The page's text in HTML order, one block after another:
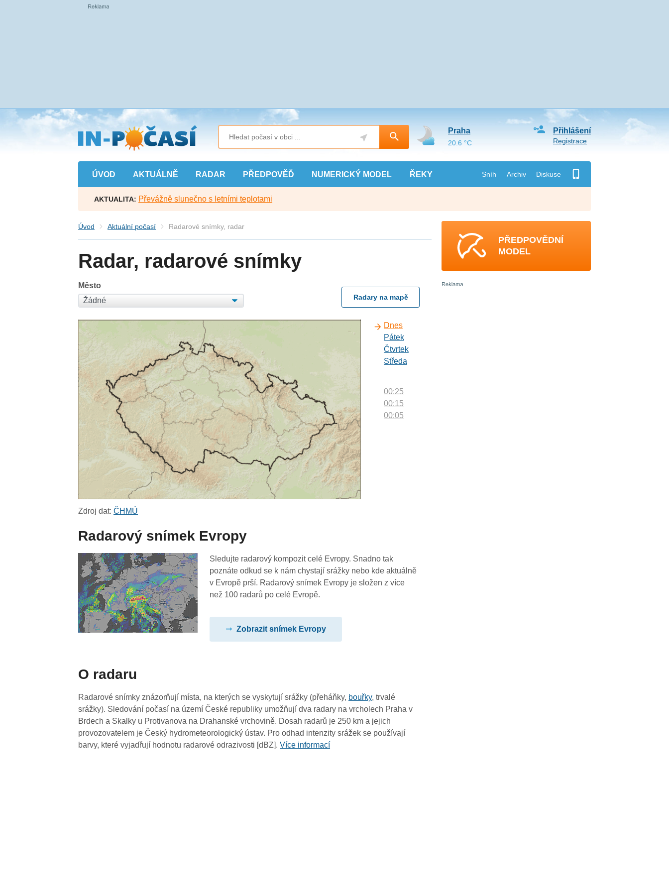
Přejít
na
hlavní
obsah
ÚVOD AKTUÁLNĚ RADAR PŘEDPOVĚĎ NUMERICKÝ MODEL ŘEKY Sníh Archiv Diskuse
Přihlášení
Registrace
Praha
20.6 °C
AKTUALITA: Převážně slunečno s letními teplotami
Úvod Aktuální počasí Radarové snímky, radar
Radar, radarové snímky
Město
Radary na mapě
Dnes
Pátek
Čtvrtek
Středa
00:25
00:15
00:05
Zdroj dat:ČHMÚ
Radarový snímek Evropy
Sledujte radarový kompozit celé Evropy. Snadno tak
poznáte odkud se k nám chystají srážky nebo kde aktuálně
v Evropě prší. Radarový snímek Evropy je složen z více
než 100 radarů po celé Evropě.
Zobrazit snímek Evropy
O radaru
Radarové snímky znázorňují místa, na kterých se vyskytují srážky (přeháňky, bouřky, trvalé
srážky). Sledování počasí na území České republiky umožňují dva radary na vrcholech Praha v
Brdech a Skalky u Protivanova na Drahanské vrchovině. Dosah radarů je 250 km a jejich
provozovatelem je Český hydrometeorologický ústav. Pro odhad intenzity srážek se používají
barvy, které vyjadřují hodnotu radarové odrazivosti [dBZ].Více informací
PŘEDPOVĚDNÍ
MODEL